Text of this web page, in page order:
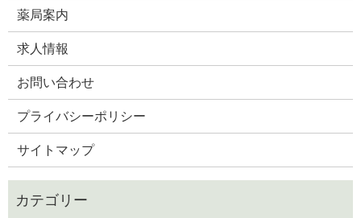
薬局案内
求人情報
お問い合わせ
プライバシーポリシー
サイトマップ